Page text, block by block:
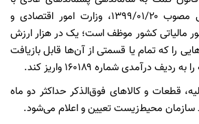
مشارکت بخش غیردولتی مصوب ۱۳۹۹/۰۱/۲۰، وزارت امور اقتصادی و
مالیاتی کشور موظف است؛ یک در هزار ارزش
را که تمام یا قسمتی از آن‌ها قابل بازیافت
درآمدی شماره ۱۶۰۱۸۹ واریز کند.
قطعات و کالا‌های فوق‌الذکر حداکثر دو ماه
سازمان محیط‌زیست تعیین و اعلام می‌شود.